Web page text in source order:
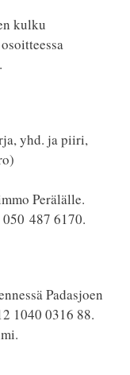
kulku
yhd. ja piiri,
Perälälle.
487 6170.
Padasjoen
1040 0316 88.